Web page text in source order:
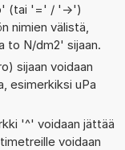
(tai '=' / '->')
nimien välistä,
to N/dm2' sijaan.
sijaan voidaan
esimerkiksi uPa
'^' voidaan jättää
voidaan